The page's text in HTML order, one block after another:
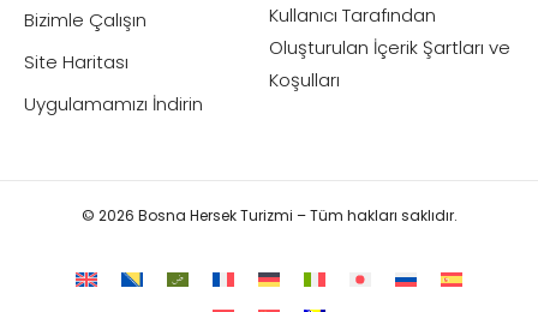
Bizimle Çalışın
Site Haritası
Uygulamamızı İndirin
Kullanıcı Tarafından
Oluşturulan İçerik Şartları ve
Koşulları
© 2026 Bosna Hersek Turizmi – Tüm hakları saklıdır.